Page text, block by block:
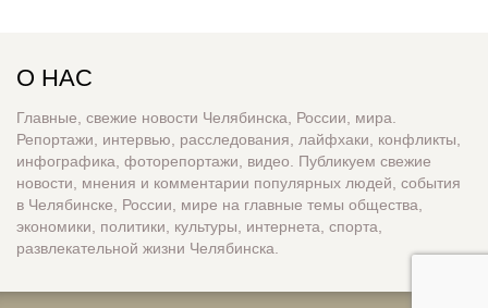
О НАС
Главные, свежие новости Челябинска, России, мира.
Репортажи, интервью, расследования, лайфхаки, конфликты,
инфографика, фоторепортажи, видео. Публикуем свежие
новости, мнения и комментарии популярных людей, события
в Челябинске, России, мире на главные темы общества,
экономики, политики, культуры, интернета, спорта,
развлекательной жизни Челябинска.